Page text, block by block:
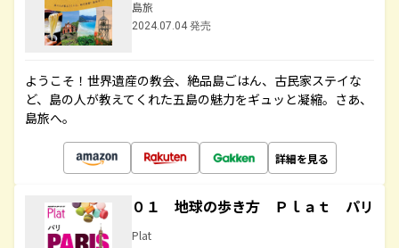
島旅
2024.07.04 発売
ようこそ！世界遺産の教会、絶品島ごはん、古民家ステイな
ど、島の人が教えてくれた五島の魅力をギュッと凝縮。さあ、
島旅へ。
詳細を見る
０１ 地球の歩き方 Ｐｌａｔ パリ
Plat